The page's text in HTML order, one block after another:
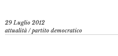
29 Luglio 2012
attualità /partito democratico